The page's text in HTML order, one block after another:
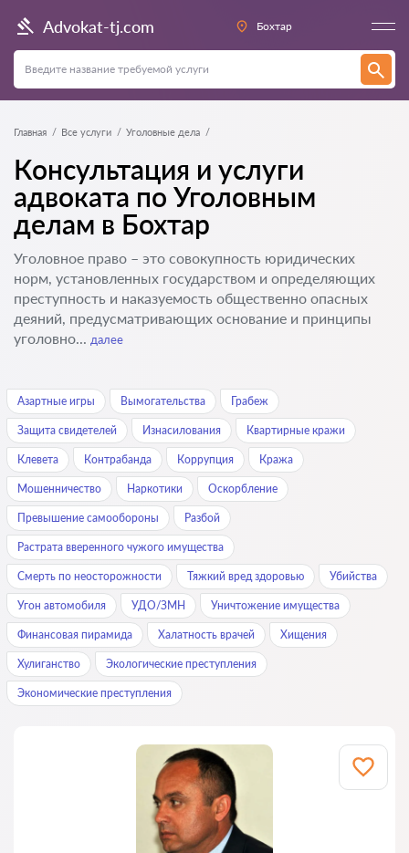
Advokat-tj.com Бохтар
Главная Все услуги Уголовные дела
Консультация и услуги
адвоката по Уголовным
делам в Бохтар
Уголовное право – это совокупность юридических
норм, установленных государством и определяющих
преступность и наказуемость общественно опасных
деяний, предусматривающих основание и принципы
уголовно... далее
Азартные игры Вымогательства Грабеж
Защита свидетелей Изнасилования Квартирные кражи
Клевета Контрабанда Коррупция Кража
Мошенничество Наркотики Оскорбление
Превышение самообороны Разбой
Растрата вверенного чужого имущества
Смерть по неосторожности Тяжкий вред здоровью Убийства
Угон автомобиля УДО/ЗМН Уничтожение имущества
Финансовая пирамида Халатность врачей Хищения
Хулиганство Экологические преступления
Экономические преступления